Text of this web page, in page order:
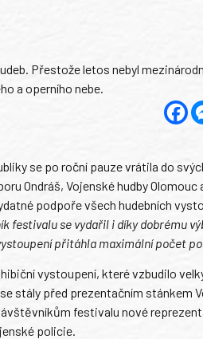
Přestože letos nebyl
a operního nebe.
se po roční pauze vrátila do
Ondráš, Vojenské hudby Olomouc
podpoře všech hudebních
festivalu se vydařil i díky dobrému
přitáhla maximální počet
vystoupení, které vzbudilo
stály před prezentačním stánkem
festivalu nové
policie.